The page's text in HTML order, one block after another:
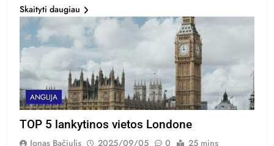
Skaityti daugiau
ANGLIJA
TOP 5 lankytinos vietos Londone
Jonas Bačiulis 2025/09/05 0 25 mins